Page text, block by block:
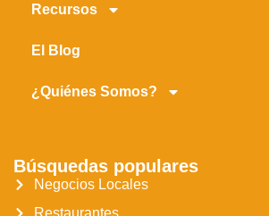
Recursos
El Blog
¿Quiénes Somos?
Búsquedas populares
Negocios Locales
Restaurantes